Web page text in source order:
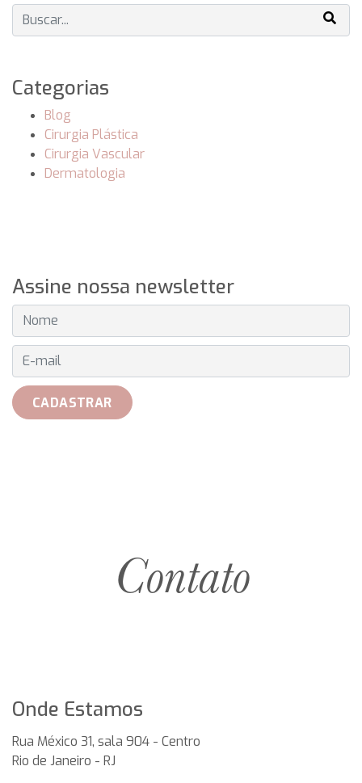
Categorias
Blog
Cirurgia Plástica
Cirurgia Vascular
Dermatologia
Assine nossa newsletter
E-MAIL
CADASTRAR
Contato
Onde Estamos
Rua México 31, sala 904 - Centro
Rio de Janeiro - RJ